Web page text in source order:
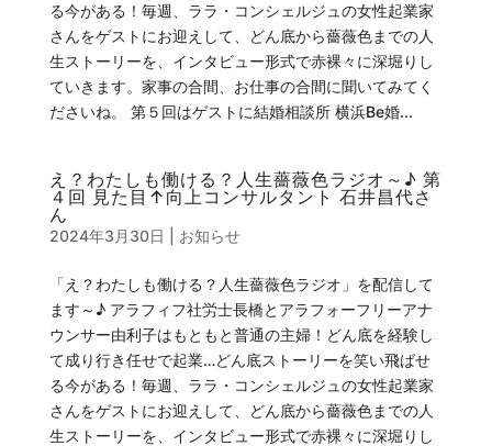
る今がある！毎週、ララ・コンシェルジュの女性起業家
さんをゲストにお迎えして、どん底から薔薇色までの人
生ストーリーを、インタビュー形式で赤裸々に深堀りし
ていきます。家事の合間、お仕事の合間に聞いてみてく
ださいね。 第５回はゲストに結婚相談所 横浜Be婚...
え？わたしも働ける？人生薔薇色ラジオ～♪ 第
４回 見た目↑向上コンサルタント 石井昌代さ
ん
2024年3月30日 お知らせ
「え？わたしも働ける？人生薔薇色ラジオ」を配信して
ます～♪ アラフィフ社労士長橋とアラフォーフリーアナ
ウンサー由利子はもともと普通の主婦！どん底を経験し
て成り行き任せで起業…どん底ストーリーを笑い飛ばせ
る今がある！毎週、ララ・コンシェルジュの女性起業家
さんをゲストにお迎えして、どん底から薔薇色までの人
生ストーリーを、インタビュー形式で赤裸々に深堀りし